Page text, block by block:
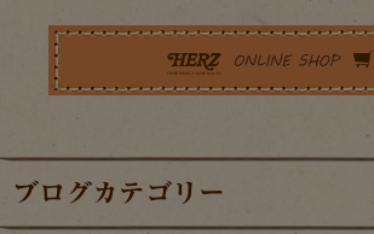
ブログカテゴリー